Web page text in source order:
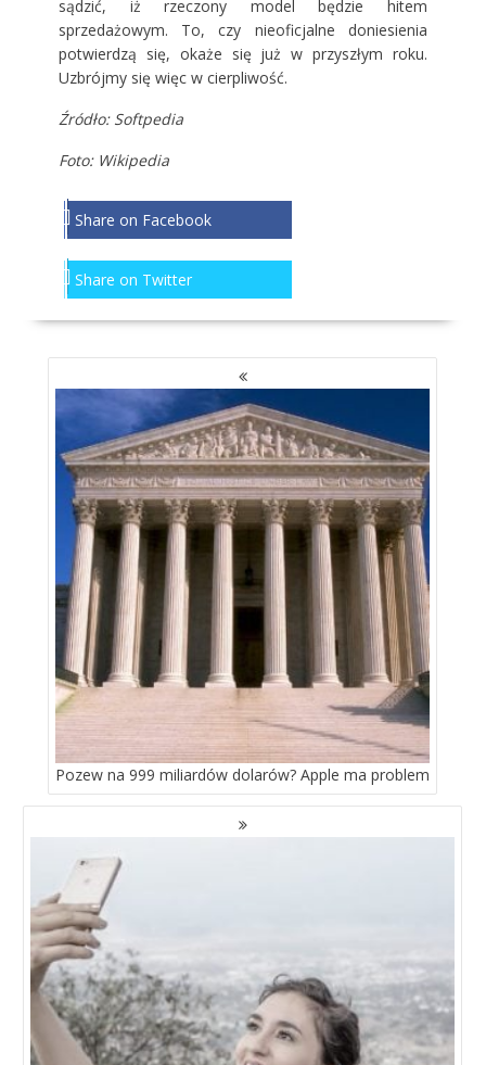
sądzić, iż rzeczony model będzie hitem
sprzedażowym. To, czy nieoficjalne doniesienia
potwierdzą się, okaże się już w przyszłym roku.
Uzbrójmy się więc w cierpliwość.
Źródło: Softpedia
Foto: Wikipedia
Share on Facebook
Share on Twitter
NAWIGACJA
WPISACH
Pozew na 999 miliardów dolarów? Apple ma problem